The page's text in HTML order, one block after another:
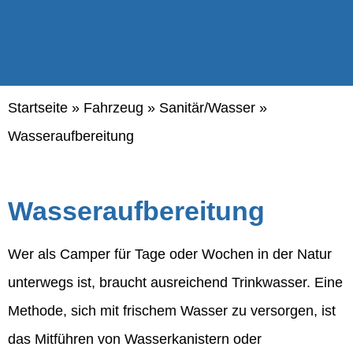
Startseite » Fahrzeug » Sanitär/Wasser »
Wasseraufbereitung
Wasseraufbereitung
Wer als Camper für Tage oder Wochen in der Natur
unterwegs ist, braucht ausreichend Trinkwasser. Eine
Methode, sich mit frischem Wasser zu versorgen, ist
das Mitführen von Wasserkanistern oder